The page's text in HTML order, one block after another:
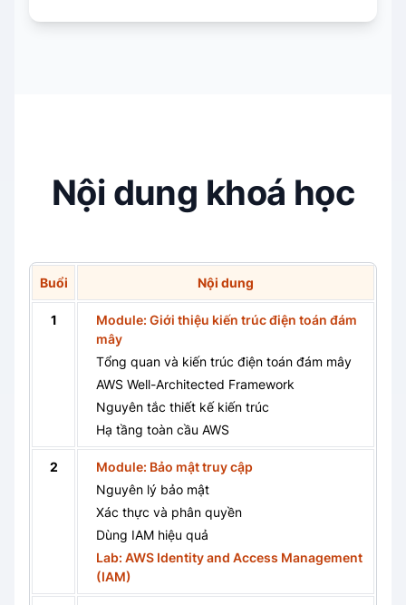
Nội dung khoá học
Buổi Nội dung
1
Module: Giới thiệu kiến trúc điện toán đám
mây
Tổng quan và kiến trúc điện toán đám mây
AWS Well-Architected Framework
Nguyên tắc thiết kế kiến trúc
Hạ tầng toàn cầu AWS
2
Module: Bảo mật truy cập
Nguyên lý bảo mật
Xác thực và phân quyền
Dùng IAM hiệu quả
Lab: AWS Identity and Access Management
(IAM)